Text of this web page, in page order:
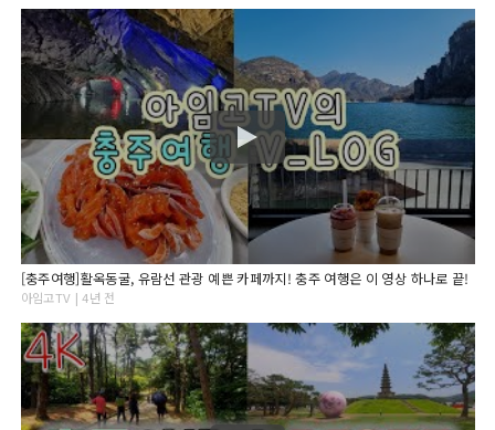
[충주여행]활옥동굴, 유람선 관광 예쁜 카페까지! 충주 여행은 이 영상 하나로 끝!
아임고TV | 4년 전